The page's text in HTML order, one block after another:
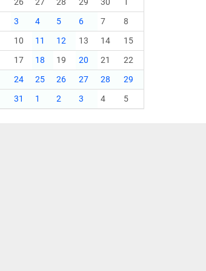
3 4 5 6 7
8
10 11 12 13 14
15
17 18 19 20 21
22
24 25 26 27 28
29
31 1 2 3 4 5